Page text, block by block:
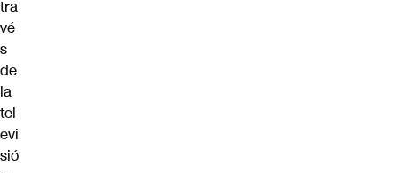
tra
vé
s
de
la
tel
evi
sió